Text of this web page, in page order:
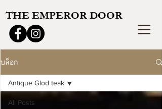
THE EMPEROR DOOR
บล็อก
All Posts
Antique Glod teak